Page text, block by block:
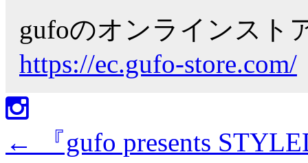
gufoのオンラインスト
https://ec.gufo-store.com/
←
『gufo presents